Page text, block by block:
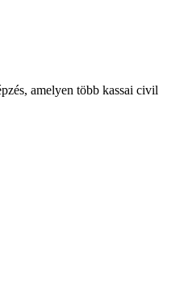
amelyen több kassai civil